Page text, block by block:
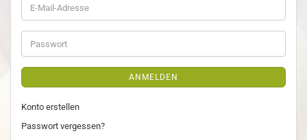
ANMELDEN
Konto erstellen
Passwort vergessen?